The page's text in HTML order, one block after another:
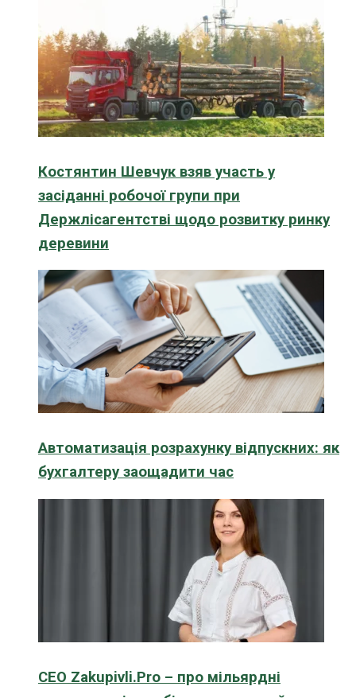
Костянтин Шевчук взяв участь у
засіданні робочої групи при
Держлісагентстві щодо розвитку ринку
деревини
Автоматизація розрахунку відпускних: як
бухгалтеру заощадити час
CEO Zakupivli.Pro – про мільярдні